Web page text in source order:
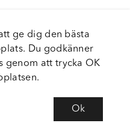
ge dig den bästa
Du godkänner
genom att trycka OK
Ok